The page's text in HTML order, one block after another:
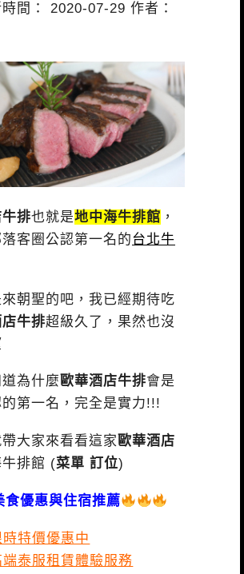
間： 2020-07-29 作者：
排也就是地中海牛排館 ，
客圈公認第一名的台北牛
朝聖的吧，我已經期待吃
牛排超級久了，果然也沒
為什麼歐華酒店牛排會是
第一名，完全是實力!!!
大家來看看這家歐華酒店
排館 (菜單 訂位)
食優惠與住宿推薦
特價優惠中
端泰服租賃體驗服務